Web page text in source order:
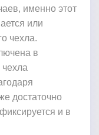
именно этот
или
чехла.
в
достаточно
и в